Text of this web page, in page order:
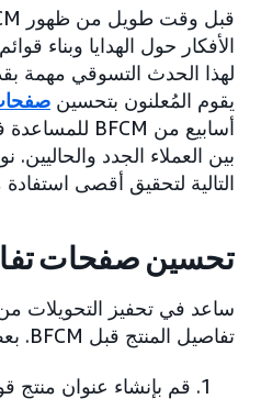
الأفكار حول الهدايا وبناء
لهذا الحدث التسوقي مهمة
يقوم المُعلنون بتحسين
أسابيع من BFCM للمساعدة في زيادة
بين العملاء الجدد
التالية لتحقيق أقصى
تحسين صفحات
ساعد في تحفيز التحويلات
تفاصيل المنتج قبل BFCM. بعض من أفضل الممارسات:
قم بإنشاء عنوان منتج